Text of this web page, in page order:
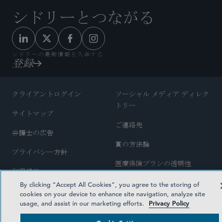
シドリーとつながる
シドリーの最新情報を入手する
登録
クライアントログイン
サイトマップ
弁護士の広告
プライバシー方針
利用規約
ソーシャル メディア ディレク
トリー
ご連絡先
賞の方法論
医療保険プランの透明性
Cookie Settings
By clicking “Accept All Cookies”, you agree to the storing of
cookies on your device to enhance site navigation, analyze site
usage, and assist in our marketing efforts.
Privacy Policy